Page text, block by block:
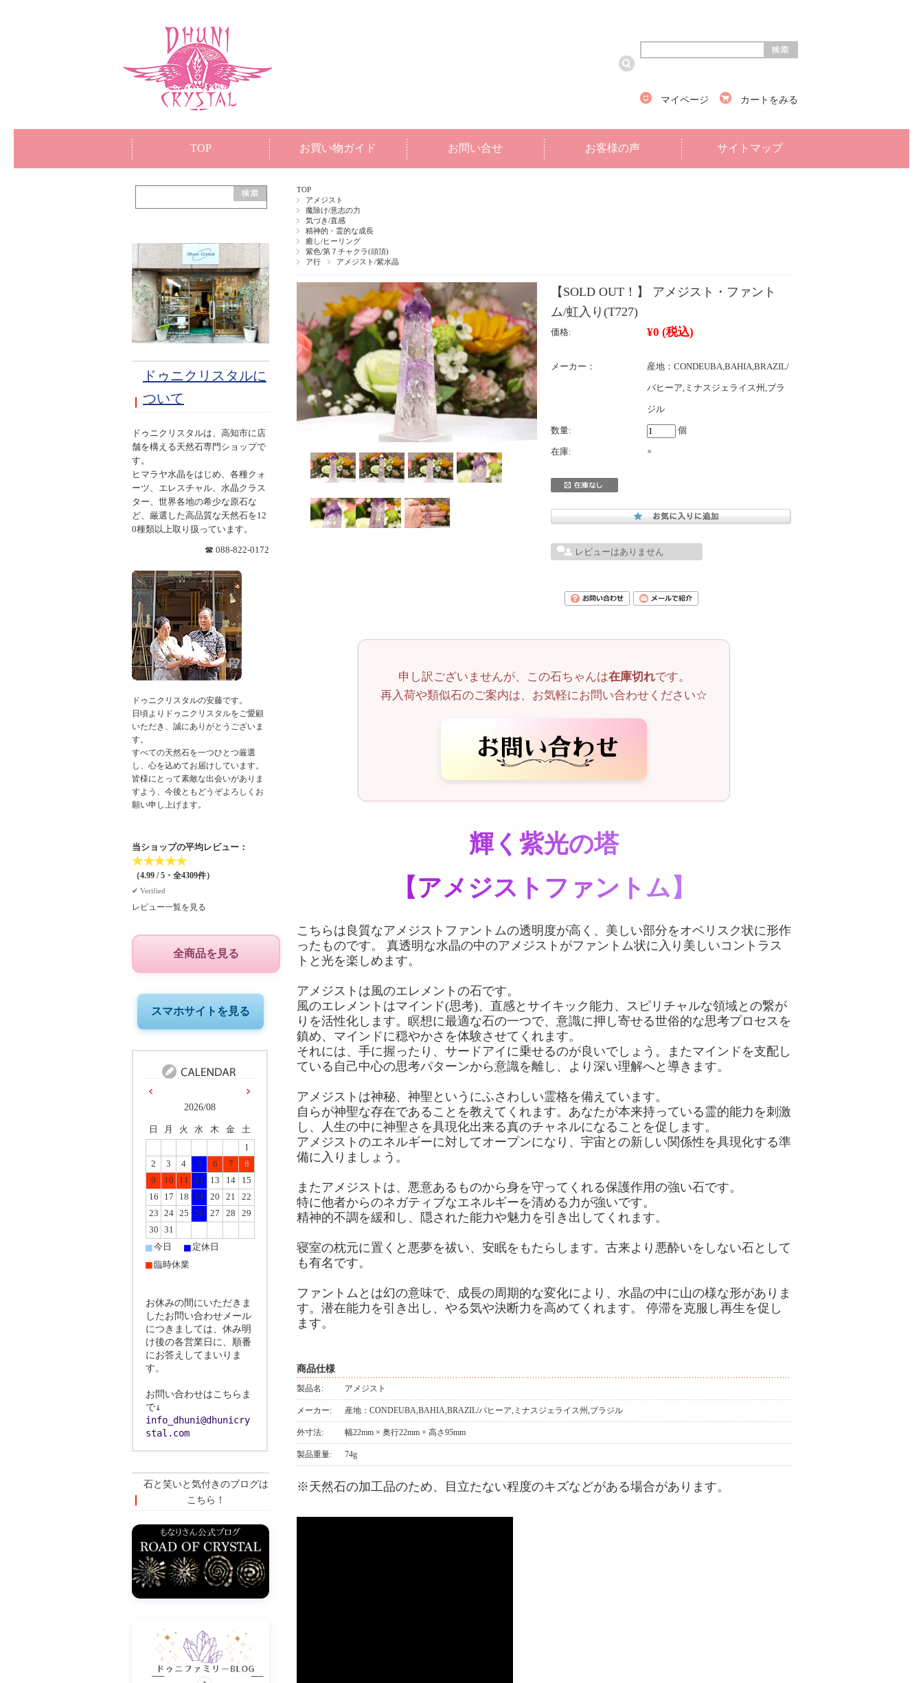
マイページ カートをみる
TOP お買い物ガイド お問い合せ お客様の声 サイトマップ
TOP
アメジスト
魔除け/意志の力
気づき/直感
精神的・霊的な成長
癒し/ヒーリング
紫色/第７チャクラ(頭頂)
ア行
アメジスト/紫水晶
【SOLD OUT！】 アメジスト・ファント
ム/虹入り(T727)
価格: ¥0 (税込)
メーカー： 産地：CONDEUBA,BAHIA,BRAZIL/
バヒーア,ミナスジェライス州,ブラ
ジル
数量: 個
在庫: ×
レビューはありません
申し訳ございませんが、この石ちゃんは在庫切れです。
再入荷や類似石のご案内は、お気軽にお問い合わせください☆
輝く紫光の塔
【アメジストファントム】
こちらは良質なアメジストファントムの透明度が高く、美しい部分をオベリスク状に形作
ったものです。 真透明な水晶の中のアメジストがファントム状に入り美しいコントラス
トと光を楽しめます。
アメジストは風のエレメントの石です。
風のエレメントはマインド(思考)、直感とサイキック能力、スピリチャルな領域との繋が
りを活性化します。瞑想に最適な石の一つで、意識に押し寄せる世俗的な思考プロセスを
鎮め、マインドに穏やかさを体験させてくれます。
それには、手に握ったり、サードアイに乗せるのが良いでしょう。またマインドを支配し
ている自己中心の思考パターンから意識を離し、より深い理解へと導きます。
アメジストは神秘、神聖というにふさわしい霊格を備えています。
自らが神聖な存在であることを教えてくれます。あなたが本来持っている霊的能力を刺激
し、人生の中に神聖さを具現化出来る真のチャネルになることを促します。
アメジストのエネルギーに対してオープンになり、宇宙との新しい関係性を具現化する準
備に入りましょう。
またアメジストは、悪意あるものから身を守ってくれる保護作用の強い石です。
特に他者からのネガティブなエネルギーを清める力が強いです。
精神的不調を緩和し、隠された能力や魅力を引き出してくれます。
寝室の枕元に置くと悪夢を祓い、安眠をもたらします。古来より悪酔いをしない石として
も有名です。
ファントムとは幻の意味で、成長の周期的な変化により、水晶の中に山の様な形がありま
す。潜在能力を引き出し、やる気や決断力を高めてくれます。 停滞を克服し再生を促し
ます。
商品仕様
製品名: アメジスト
メーカー: 産地：CONDEUBA,BAHIA,BRAZIL/バヒーア,ミナスジェライス州,ブラジル
外寸法: 幅22mm × 奥行22mm × 高さ95mm
製品重量: 74g
※天然石の加工品のため、目立たない程度のキズなどがある場合があります。
ドゥニクリスタルに
ついて
ドゥニクリスタルは、高知市に店
舗を構える天然石専門ショップで
す。
ヒマラヤ水晶をはじめ、各種クォ
ーツ、エレスチャル、水晶クラス
ター、世界各地の希少な原石な
ど、厳選した高品質な天然石を12
0種類以上取り扱っています。
☎ 088-822-0172
ドゥニクリスタルの安藤です。
日頃よりドゥニクリスタルをご愛顧
いただき、誠にありがとうございま
す。
すべての天然石を一つひとつ厳選
し、心を込めてお届けしています。
皆様にとって素敵な出会いがありま
すよう、今後ともどうぞよろしくお
願い申し上げます。
当ショップの平均レビュー：
★★★★★
（4.99 / 5・全4309件）
✔︎ Verified
レビュー一覧を見る
全商品を見る
スマホサイトを見る
2026/08
日 月 火 水 木 金
土
1
2
3 4 5 6 7
8
9
10 11 12 13 14
15
16
17 18 19 20 21
22
23
24 25 26 27 28
29
30
31
■今日 ■ 定休日
■臨時休業
お休みの間にいただきま
したお問い合わせメール
につきましては、休み明
け後の各営業日に、順番
にお答えしてまいりま
す。
お問い合わせはこちらま
で↓
info_dhuni@dhunicry
stal.com
石と笑いと気付きのブログは
こちら！